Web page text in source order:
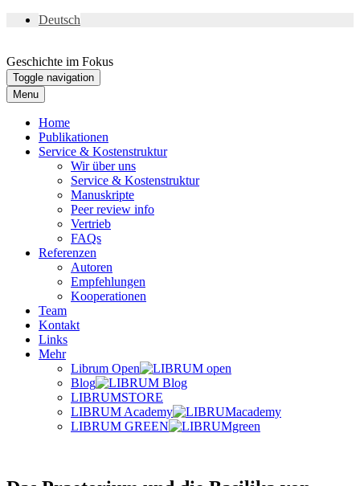
Deutsch
Geschichte im Fokus
Toggle navigation
Menu
Home
Publikationen
Service & Kostenstruktur
Wir über uns
Service & Kostenstruktur
Manuskripte
Peer review info
Vertrieb
FAQs
Referenzen
Autoren
Empfehlungen
Kooperationen
Team
Kontakt
Links
Mehr
Librum Open
Blog
LIBRUMSTORE
LIBRUM Academy
LIBRUM GREEN